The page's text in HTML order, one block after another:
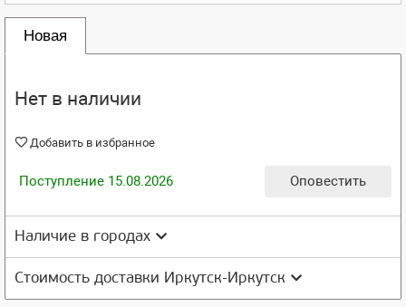
Новая
Нет в наличии
Добавить в избранное
Поступление 15.08.2026 Оповестить
Наличие в городах
Стоимость доставки Иркутск-Иркутск